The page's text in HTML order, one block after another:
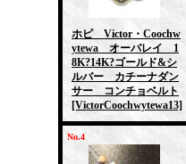
ホピ Victor・Coochw
ytewa オーバレイ 1
8K?14K?ゴールド&シ
ルバー カチーナダン
サー コンチョベルト
[VictorCoochwytewa13]
No.4